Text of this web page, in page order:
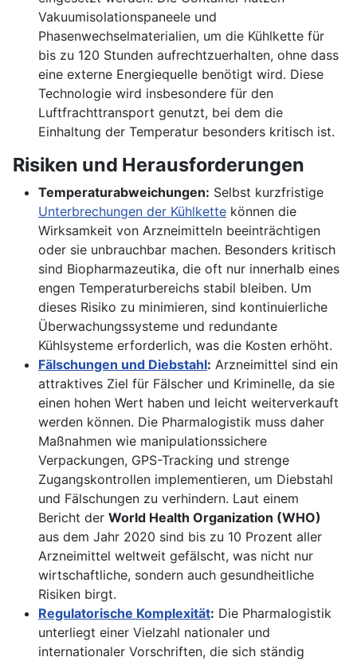
Vakuumisolationspaneele und
Phasenwechselmaterialien, um die Kühlkette für
bis zu 120 Stunden aufrechtzuerhalten, ohne dass
eine externe Energiequelle benötigt wird. Diese
Technologie wird insbesondere für den
Luftfrachttransport genutzt, bei dem die
Einhaltung der Temperatur besonders kritisch ist.
Risiken und Herausforderungen
Temperaturabweichungen: Selbst kurzfristige
Unterbrechungen der Kühlkette können die
Wirksamkeit von Arzneimitteln beeinträchtigen
oder sie unbrauchbar machen. Besonders kritisch
sind Biopharmazeutika, die oft nur innerhalb eines
engen Temperaturbereichs stabil bleiben. Um
dieses Risiko zu minimieren, sind kontinuierliche
Überwachungssysteme und redundante
Kühlsysteme erforderlich, was die Kosten erhöht.
Fälschungen und Diebstahl: Arzneimittel sind ein
attraktives Ziel für Fälscher und Kriminelle, da sie
einen hohen Wert haben und leicht weiterverkauft
werden können. Die Pharmalogistik muss daher
Maßnahmen wie manipulationssichere
Verpackungen, GPS-Tracking und strenge
Zugangskontrollen implementieren, um Diebstahl
und Fälschungen zu verhindern. Laut einem
Bericht der World Health Organization (WHO)
aus dem Jahr 2020 sind bis zu 10 Prozent aller
Arzneimittel weltweit gefälscht, was nicht nur
wirtschaftliche, sondern auch gesundheitliche
Risiken birgt.
Regulatorische Komplexität: Die Pharmalogistik
unterliegt einer Vielzahl nationaler und
internationaler Vorschriften, die sich ständig